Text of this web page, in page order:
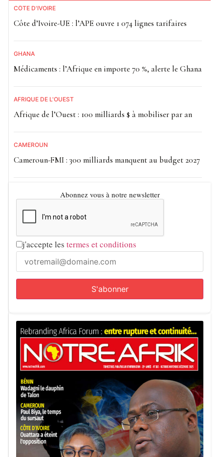
CÔTE D'IVOIRE
Côte d’Ivoire-UE : l’APE ouvre 1 074 lignes tarifaires
GHANA
Médicaments : l’Afrique en importe 70 %, alerte le Ghana
AFRIQUE DE L'OUEST
Afrique de l’Ouest : 100 milliards $ à mobiliser par an
CAMEROUN
Cameroun-FMI : 300 milliards manquent au budget 2027
Abonnez vous à notre newsletter
j'accepte les termes et conditions